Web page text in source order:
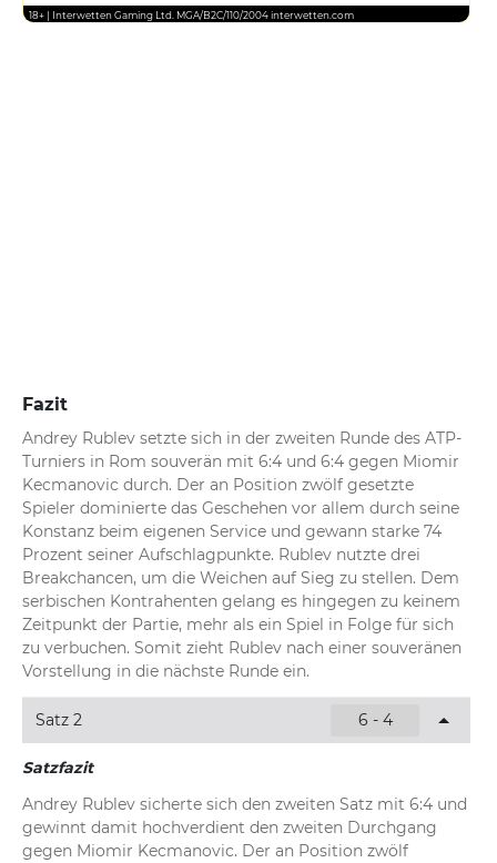
18+ | Interwetten Gaming Ltd. MGA/B2C/110/2004 interwetten.com
Fazit
Andrey Rublev setzte sich in der zweiten Runde des ATP-
Turniers in Rom souverän mit 6:4 und 6:4 gegen Miomir
Kecmanovic durch. Der an Position zwölf gesetzte
Spieler dominierte das Geschehen vor allem durch seine
Konstanz beim eigenen Service und gewann starke 74
Prozent seiner Aufschlagpunkte. Rublev nutzte drei
Breakchancen, um die Weichen auf Sieg zu stellen. Dem
serbischen Kontrahenten gelang es hingegen zu keinem
Zeitpunkt der Partie, mehr als ein Spiel in Folge für sich
zu verbuchen. Somit zieht Rublev nach einer souveränen
Vorstellung in die nächste Runde ein.
Satz 2 6 - 4
Satzfazit
Andrey Rublev sicherte sich den zweiten Satz mit 6:4 und
gewinnt damit hochverdient den zweiten Durchgang
gegen Miomir Kecmanovic. Der an Position zwölf